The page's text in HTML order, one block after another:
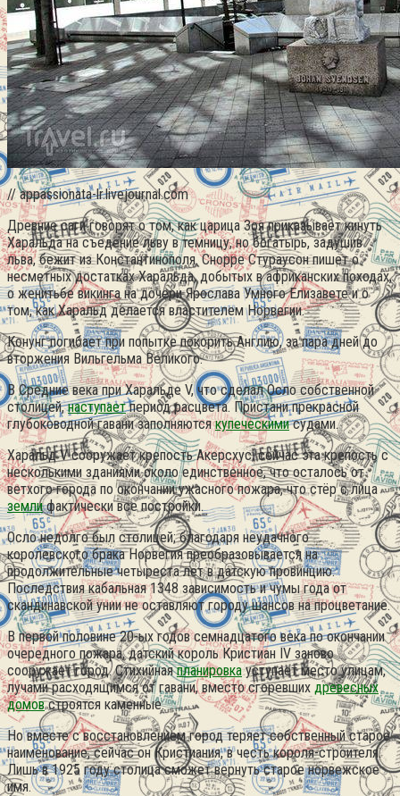
// appassionata-lr.livejournal.com
Древние саги говорят о том, как царица Зоя приказывает кинуть
Харальда на съедение льву в темницу, но богатырь, задушив
льва, бежит из Константинополя. Снорре Стураусон пишет о
несметных достатках Харальда, добытых в африканских походах,
о женитьбе викинга на дочери Ярослава Умного Елизавете и о
том, как Харальд делается властителем Норвегии.
Конунг погибает при попытке покорить Англию, за пара дней до
вторжения Вильгельма Великого.
В Средние века при Харальде V, что сделал Осло собственной
столицей,наступаетпериод расцвета. Пристани прекрасной
глубоководной гавани заполняютсякупеческимисудами.
Харальд V сооружает крепость Акерсхус; сейчас эта крепость с
несколькими зданиями около единственное, что осталось от
ветхого города по окончании ужасного пожара, что стёр с лица
землифактически все постройки.
Осло недолго был столицей; благодаря неудачного
королевского брака Норвегия преобразовывается на
продолжительные четыреста лет в датскую провинцию.
Последствия кабальная 1348 зависимость и чумы года от
скандинавской унии не оставляют городу шансов на процветание.
В первой половине 20-ых годов семнадцатого века по окончании
очередного пожара, датский король Кристиан IV заново
сооружает город. Стихийнаяпланировкауступает место улицам,
лучами расходящимся от гавани, вместо сгоревших древесных
домовстроятся каменные.
Но вместе с восстановлением город теряет собственный старое
наименование, сейчас он Кристиания, в честь короля-строителя.
Лишь в 1925 году столица сможет вернуть старое норвежское
имя.